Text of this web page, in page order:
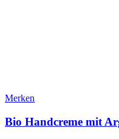
Merken
Bio Handcreme mit